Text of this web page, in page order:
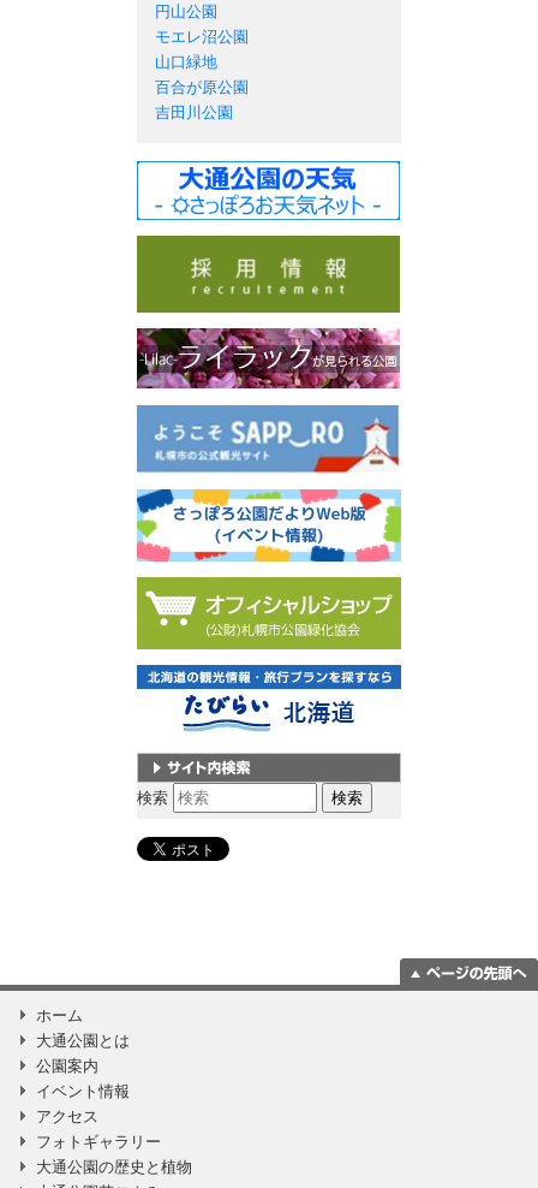
円山公園
モエレ沼公園
山口緑地
百合が原公園
吉田川公園
サイト内検索
検索
ホーム
大通公園とは
公園案内
イベント情報
アクセス
フォトギャラリー
大通公園の歴史と植物